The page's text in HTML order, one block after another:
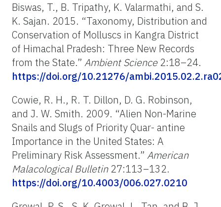
Biswas, T., B. Tripathy, K. Valarmathi, and S.
K. Sajan. 2015. “Taxonomy, Distribution and
Conservation of Molluscs in Kangra District
of Himachal Pradesh: Three New Records
from the State.” Ambient Science 2:18–24.
https://doi.org/10.21276/
Cowie, R. H., R. T. Dillon, D. G. Robinson,
and J. W. Smith. 2009. “Alien Non-Marine
Snails and Slugs of Priority Quar- antine
Importance in the United States: A
Preliminary Risk Assessment.” American
Malacological Bulletin 27:113–132.
https://doi.org/10.4003/006.027.0210